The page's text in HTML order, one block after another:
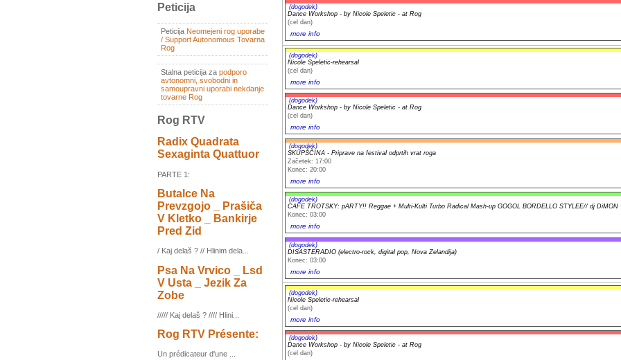
Peticija
Peticija Neomejeni rog uporabe
/ Support Autonomous Tovarna
Rog
Stalna peticija za podporo
avtonomni, svobodni in
samoupravni uporabi nekdanje
tovarne Rog
Rog RTV
Radix Quadrata
Sexaginta Quattuor
PARTE 1:
Butalce Na
Prevzgojo _ Prašiča
V Kletko _ Bankirje
Pred Zid
/ Kaj delaš ? // Hlinim dela...
Psa Na Vrvico _ Lsd
V Usta _ Jezik Za
Zobe
///// Kaj delaš ? //// Hlini...
Rog RTV Présente:
Un prédicateur d'une ...
(dogodek)
Dance Workshop - by Nicole Speletic - at Rog
(cel dan)
more info
(dogodek)
Nicole Speletic-rehearsal
(cel dan)
more info
(dogodek)
Dance Workshop - by Nicole Speletic - at Rog
(cel dan)
more info
(dogodek)
SKUPŠČINA - Priprave na festival odprtih vrat roga
Začetek: 17:00
Konec: 20:00
more info
(dogodek)
CAFE TROTSKY: pARTY!! Reggae + Multi-Kulti Turbo Radical Mash-up GOGOL BORDELLO STYLEE// dj DiMON
Konec: 03:00
more info
(dogodek)
DISASTERADIO (electro-rock, digital pop, Nova Zelandija)
Konec: 03:00
more info
(dogodek)
Nicole Speletic-rehearsal
(cel dan)
more info
(dogodek)
Dance Workshop - by Nicole Speletic - at Rog
(cel dan)